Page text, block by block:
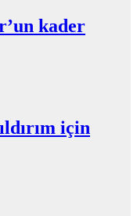
kader
için